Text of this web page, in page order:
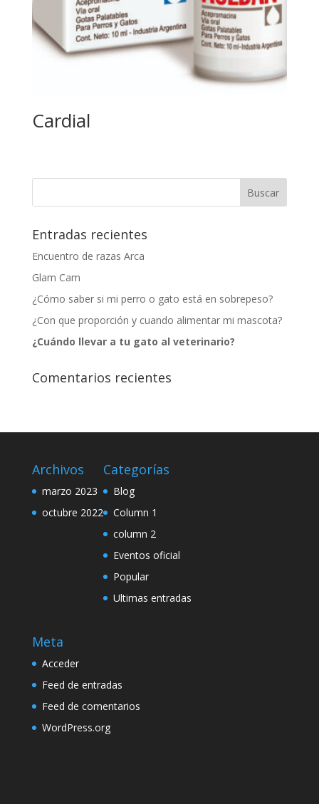
Cardial
Entradas recientes
Encuentro de razas Arca
Glam Cam
¿Cómo saber si mi perro o gato está en sobrepeso?
¿Con que proporción y cuando alimentar mi mascota?
¿Cuándo llevar a tu gato al veterinario?
Comentarios recientes
Archivos
marzo 2023
octubre 2022
Categorías
Blog
Column 1
column 2
Eventos oficial
Popular
Ultimas entradas
Meta
Acceder
Feed de entradas
Feed de comentarios
WordPress.org